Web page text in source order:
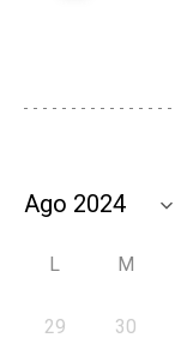
L M
29 30